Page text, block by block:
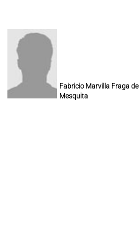
Fabricio Marvilla Fraga de
Mesquita